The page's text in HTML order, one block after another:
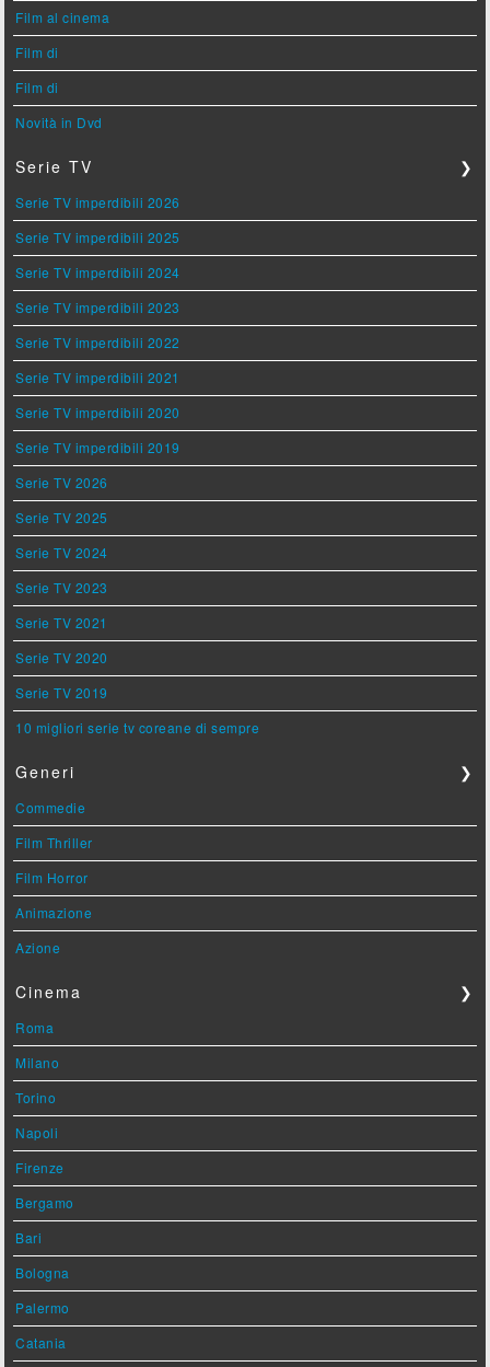
Film al cinema
Film di
Film di
Novità in Dvd
Serie TV ❯
Serie TV imperdibili 2026
Serie TV imperdibili 2025
Serie TV imperdibili 2024
Serie TV imperdibili 2023
Serie TV imperdibili 2022
Serie TV imperdibili 2021
Serie TV imperdibili 2020
Serie TV imperdibili 2019
Serie TV 2026
Serie TV 2025
Serie TV 2024
Serie TV 2023
Serie TV 2021
Serie TV 2020
Serie TV 2019
10 migliori serie tv coreane di sempre
Generi ❯
Commedie
Film Thriller
Film Horror
Animazione
Azione
Cinema ❯
Roma
Milano
Torino
Napoli
Firenze
Bergamo
Bari
Bologna
Palermo
Catania